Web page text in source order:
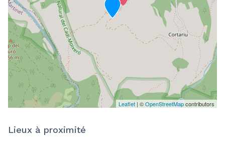
Leaflet | ©OpenStreetMapcontributors
Lieux à proximité